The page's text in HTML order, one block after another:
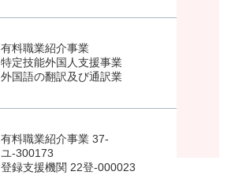
有料職業紹介事業
特定技能外国人支援事業
外国語の翻訳及び通訳業
有料職業紹介事業 37-
ユ-300173
登録支援機関 22登-000023